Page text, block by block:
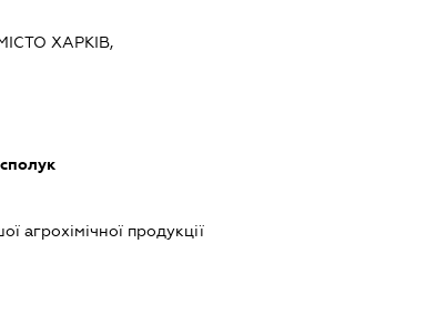
ХАРКІВ,
агрохімічної продукції